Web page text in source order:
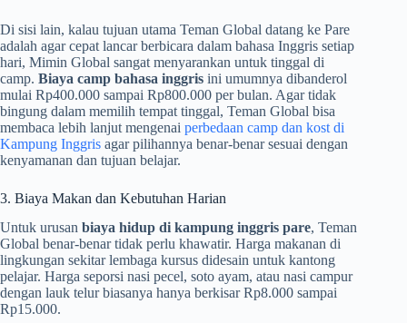
Di sisi lain, kalau tujuan utama Teman Global datang ke Pare
adalah agar cepat lancar berbicara dalam bahasa Inggris setiap
hari, Mimin Global sangat menyarankan untuk tinggal di
camp. Biaya camp bahasa inggris ini umumnya dibanderol
mulai Rp400.000 sampai Rp800.000 per bulan. Agar tidak
bingung dalam memilih tempat tinggal, Teman Global bisa
membaca lebih lanjut mengenai perbedaan camp dan kost di
Kampung Inggris agar pilihannya benar-benar sesuai dengan
kenyamanan dan tujuan belajar.
3. Biaya Makan dan Kebutuhan Harian
Untuk urusan biaya hidup di kampung inggris pare, Teman
Global benar-benar tidak perlu khawatir. Harga makanan di
lingkungan sekitar lembaga kursus didesain untuk kantong
pelajar. Harga seporsi nasi pecel, soto ayam, atau nasi campur
dengan lauk telur biasanya hanya berkisar Rp8.000 sampai
Rp15.000.